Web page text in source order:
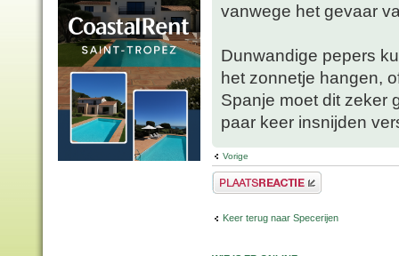
vanwege het gevaar
Dunwandige pepers
het zonnetje hangen,
Spanje moet dit zeker
paar keer insnijden
Vorige
Plaats een reactie
Keer terug naar Specerijen